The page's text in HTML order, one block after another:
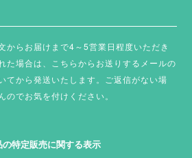
からお届けまで4～5営業日程度いただき
た場合は、こちらからお送りするメールの
てから発送いたします。ご返信がない場
でお気を付けください。
の特定販売に関する表示